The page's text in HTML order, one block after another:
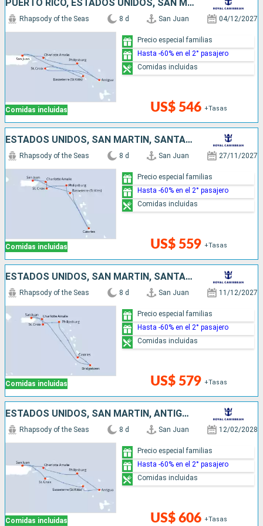
PUERTO RICO, ESTADOS UNIDOS, SAN MARTÍN, ANTIGUA Y BARBUDA
Comidas incluidas
Rhapsody of the Seas 8 d San Juan 04/12/2027
US$ 546 +Tasas
Precio especial familias
Hasta -60% en el 2° pasajero
Comidas incluidas
ESTADOS UNIDOS, SAN MARTÍN, SANTA LUCIA, PUERTO RICO
Comidas incluidas
Rhapsody of the Seas 8 d San Juan 27/11/2027
US$ 559 +Tasas
Precio especial familias
Hasta -60% en el 2° pasajero
Comidas incluidas
ESTADOS UNIDOS, SAN MARTÍN, SANTA LUCIA, BARBADOS, PUERTO RICO
Comidas incluidas
Rhapsody of the Seas 8 d San Juan 11/12/2027
US$ 579 +Tasas
Precio especial familias
Hasta -60% en el 2° pasajero
Comidas incluidas
ESTADOS UNIDOS, SAN MARTÍN, ANTIGUA Y BARBUDA, PUERTO RICO
Comidas incluidas
Rhapsody of the Seas 8 d San Juan 12/02/2028
US$ 606 +Tasas
Precio especial familias
Hasta -60% en el 2° pasajero
Comidas incluidas